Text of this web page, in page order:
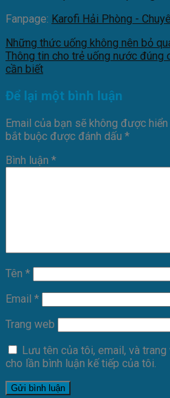
Fanpage: Karofi Hải Phòng -
Những thức uống không nên bỏ
Thông tin cho trẻ uống nước đúng
cần biết
Để lại một bình luận
Email của bạn sẽ không được hiển
bắt buộc được đánh dấu *
Bình luận *
Tên *
Email *
Trang web
Lưu tên của tôi, email, và
cho lần bình luận kế tiếp của tôi.